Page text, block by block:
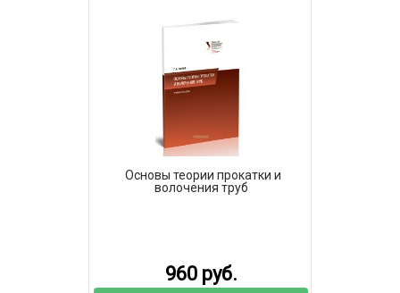
Основы теории прокатки и
волочения труб
960 руб.